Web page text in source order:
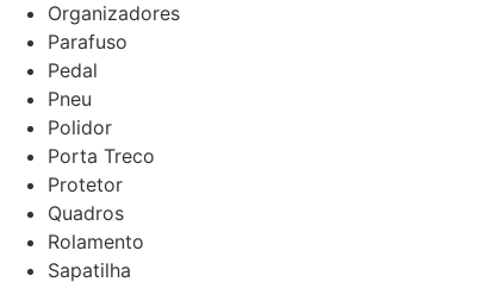
Organizadores
Parafuso
Pedal
Pneu
Polidor
Porta Treco
Protetor
Quadros
Rolamento
Sapatilha